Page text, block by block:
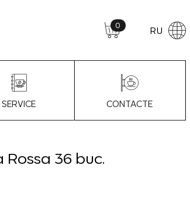
0 RU
SERVICE CONTACTE
36 buc.